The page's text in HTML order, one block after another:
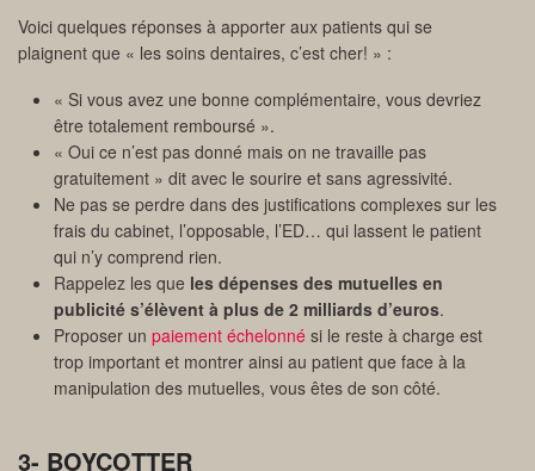
Voici quelques réponses à apporter aux patients qui se
plaignent que « les soins dentaires, c’est cher! » :
« Si vous avez une bonne complémentaire, vous devriez
être totalement remboursé ».
« Oui ce n’est pas donné mais on ne travaille pas
gratuitement » dit avec le sourire et sans agressivité.
Ne pas se perdre dans des justifications complexes sur les
frais du cabinet, l’opposable, l’ED… qui lassent le patient
qui n’y comprend rien.
Rappelez les que les dépenses des mutuelles en
publicité s’élèvent à plus de 2 milliards d’euros.
Proposer un paiement échelonné si le reste à charge est
trop important et montrer ainsi au patient que face à la
manipulation des mutuelles, vous êtes de son côté.
3- BOYCOTTER